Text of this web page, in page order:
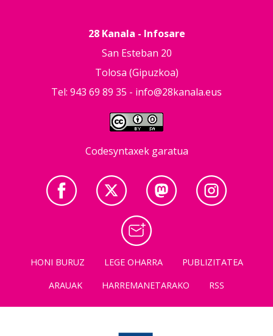
28 Kanala - Infosare
San Esteban 20
Tolosa (Gipuzkoa)
Tel: 943 69 89 35 - info@28kanala.eus
Codesyntaxek garatua
HONI BURUZ LEGE OHARRA
PUBLIZITATEA
ARAUAK
HARREMANETARAKO RSS